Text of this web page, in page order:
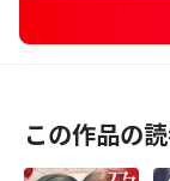
この作品の